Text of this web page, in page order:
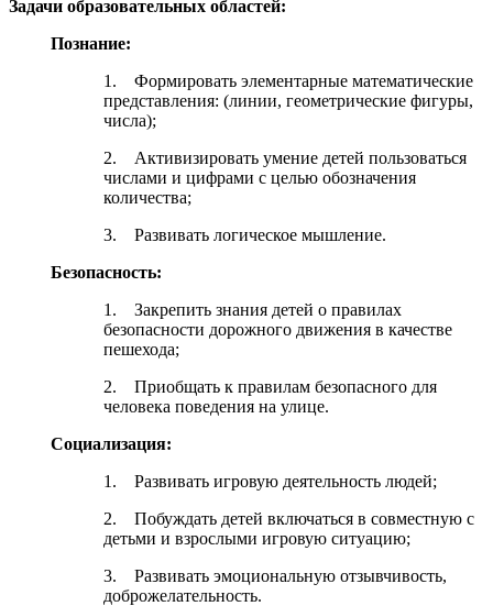
Задачи образовательных областей:
Познание:
1. Формировать элементарные математические
представления: (линии, геометрические фигуры,
числа);
2. Активизировать умение детей пользоваться
числами и цифрами с целью обозначения
количества;
3. Развивать логическое мышление.
Безопасность:
1. Закрепить знания детей о правилах
безопасности дорожного движения в качестве
пешехода;
2. Приобщать к правилам безопасного для
человека поведения на улице.
Социализация:
1. Развивать игровую деятельность людей;
2. Побуждать детей включаться в совместную с
детьми и взрослыми игровую ситуацию;
3. Развивать эмоциональную отзывчивость,
доброжелательность.